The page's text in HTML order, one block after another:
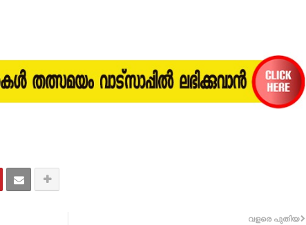
വളരെ പുതിയ